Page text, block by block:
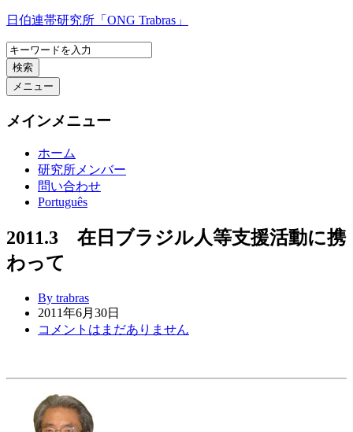
コ
テ
ン
ツ
ス
日伯連帯研究所「ONG Trabras」
検索
メニュー
メインメニュー
ホーム
研究所メンバー
問い合わせ
Português
2011.3 在日ブラジル人等支援活動に携
わって
By trabras
2011年6月30日
コメントはまだありません